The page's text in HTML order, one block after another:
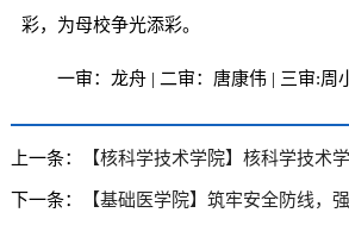
彩，为母校争光添彩。
一审：龙舟 | 二审：唐康伟 | 三审:周
上一条： 【核科学技术学院】核科学技术学院举办安全生产警
下一条： 【基础医学院】筑牢安全防线，强化思政引领——基础医学院召